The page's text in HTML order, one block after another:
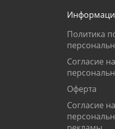
Политика
Согласие
Оферта
Согласие